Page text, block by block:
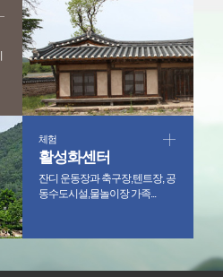
체험
활성화센터
잔디 운동장과 축구장,텐트장, 공
동수도시설,물놀이장 가족...